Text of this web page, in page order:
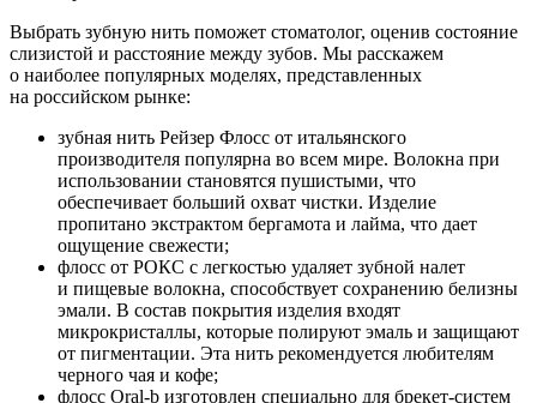
Выбрать зубную нить поможет стоматолог, оценив состояние
слизистой и расстояние между зубов. Мы расскажем
о наиболее популярных моделях, представленных
на российском рынке:
зубная нить Рейзер Флосс от итальянского
производителя популярна во всем мире. Волокна при
использовании становятся пушистыми, что
обеспечивает больший охват чистки. Изделие
пропитано экстрактом бергамота и лайма, что дает
ощущение свежести;
флосс от РОКС с легкостью удаляет зубной налет
и пищевые волокна, способствует сохранению белизны
эмали. В состав покрытия изделия входят
микрокристаллы, которые полируют эмаль и защищают
от пигментации. Эта нить рекомендуется любителям
черного чая и кофе;
флосс Oral-b изготовлен специально для брекет-систем